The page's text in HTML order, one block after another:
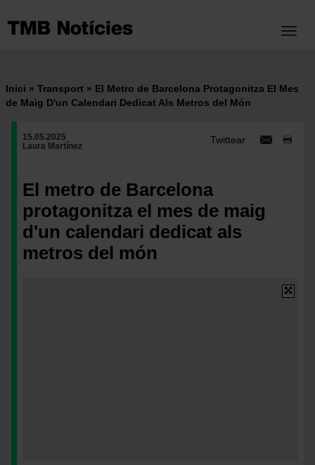
contingut
Fil
d'ariadna
Inici Transport
El Metro de Barcelona Protagonitza El Mes
de Maig D'un Calendari Dedicat Als Metros del Món
Twittear
15.05.2025
Laura Martínez
El metro de Barcelona
protagonitza el mes de maig
d'un calendari dedicat als
metros del món